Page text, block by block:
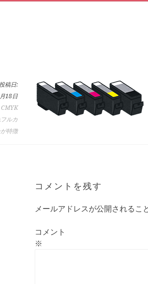
投稿日:
18日
CMYK
ルカ
が特徴
コメントを残す
メールアドレスが公開されるこ
コメント
※